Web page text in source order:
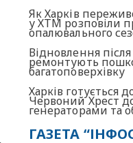
Як Харків
у ХТМ розповіли
опалювального
Відновлення після
ремонтують
багатоповерхівку
Харків готується
Червоний Хрест
генераторами та
ГАЗЕТА